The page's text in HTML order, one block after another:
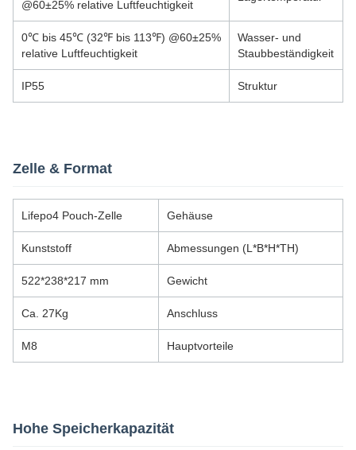
@60±25% relative Luftfeuchtigkeit
0℃ bis 45℃ (32℉ bis 113℉) @60±25%
relative Luftfeuchtigkeit
Wasser- und
Staubbeständigkeit
IP55 Struktur
Zelle & Format
Lifepo4 Pouch-Zelle Gehäuse
Kunststoff Abmessungen (L*B*H*TH)
522*238*217 mm Gewicht
Ca. 27Kg Anschluss
M8 Hauptvorteile
Hohe Speicherkapazität